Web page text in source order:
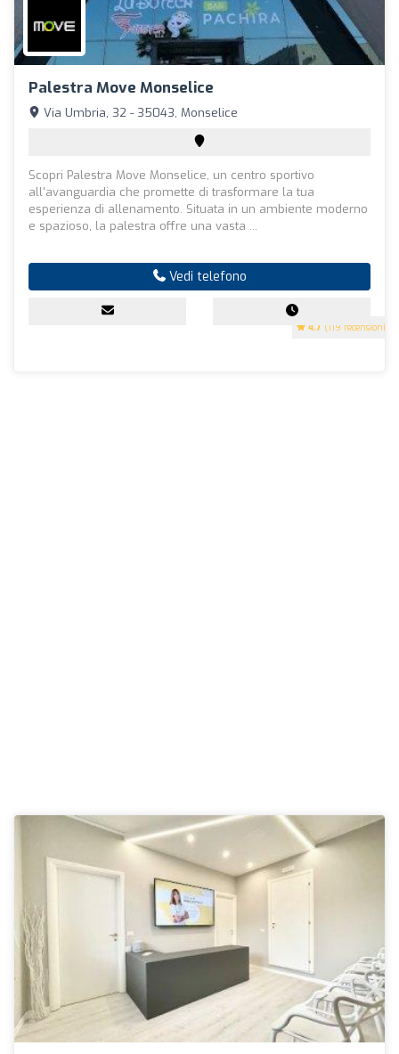
Palestra Move Monselice
4.7 (119 recensioni)
Via Umbria, 32 - 35043, Monselice
Scopri Palestra Move Monselice, un centro sportivo
all'avanguardia che promette di trasformare la tua
esperienza di allenamento. Situata in un ambiente moderno
e spazioso, la palestra offre una vasta ...
Vedi telefono